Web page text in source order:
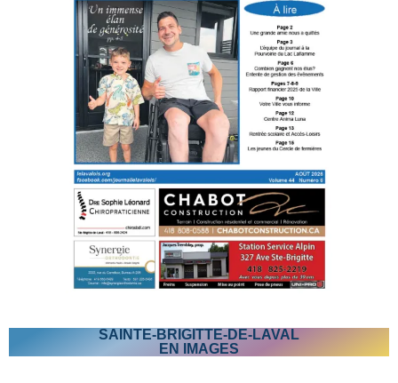
SAINTE-BRIGITTE-DE-LAVAL
EN IMAGES